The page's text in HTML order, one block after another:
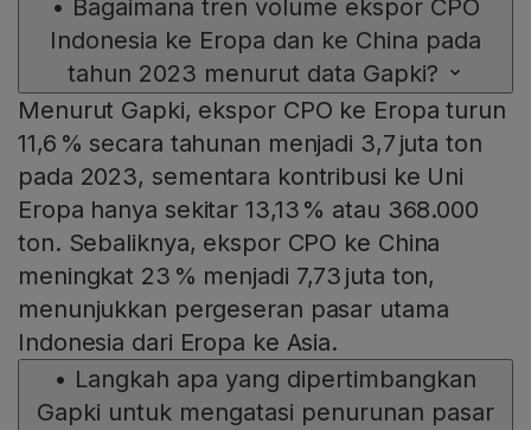
• Bagaimana tren volume ekspor CPO
Indonesia ke Eropa dan ke China pada
tahun 2023 menurut data Gapki?
Menurut Gapki, ekspor CPO ke Eropa turun
11,6 % secara tahunan menjadi 3,7 juta ton
pada 2023, sementara kontribusi ke Uni
Eropa hanya sekitar 13,13 % atau 368.000
ton. Sebaliknya, ekspor CPO ke China
meningkat 23 % menjadi 7,73 juta ton,
menunjukkan pergeseran pasar utama
Indonesia dari Eropa ke Asia.
• Langkah apa yang dipertimbangkan
Gapki untuk mengatasi penurunan pasar